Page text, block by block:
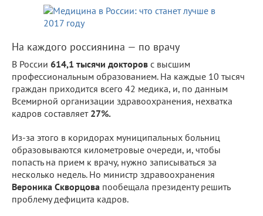
На каждого россиянина — по врачу
В России 614,1 тысячи докторов с высшим
профессиональным образованием. На каждые 10 тысяч
граждан приходится всего 42 медика, и, по данным
Всемирной организации здравоохранения, нехватка
кадров составляет 27%.
Из-за этого в коридорах муниципальных больниц
образовываются километровые очереди, и, чтобы
попасть на прием к врачу, нужно записываться за
несколько недель. Но министр здравоохранения
Вероника Скворцова пообещала президенту решить
проблему дефицита кадров.